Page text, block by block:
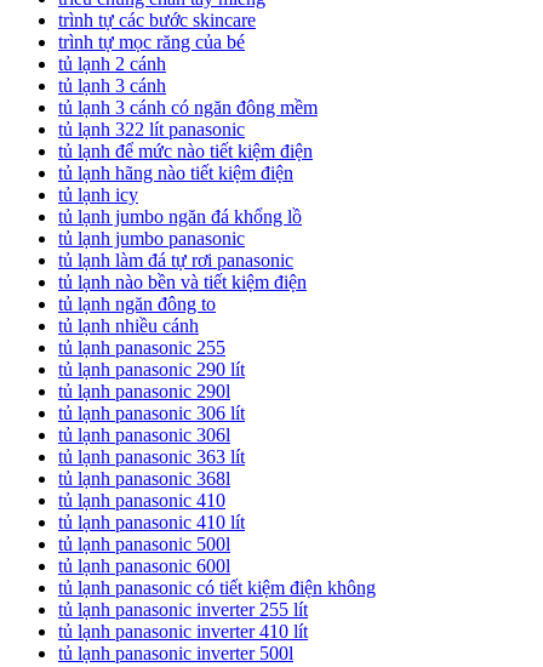
trình tự các bước skincare
trình tự mọc răng của bé
tủ lạnh 2 cánh
tủ lạnh 3 cánh
tủ lạnh 3 cánh có ngăn đông mềm
tủ lạnh 322 lít panasonic
tủ lạnh để mức nào tiết kiệm điện
tủ lạnh hãng nào tiết kiệm điện
tủ lạnh icy
tủ lạnh jumbo ngăn đá khổng lồ
tủ lạnh jumbo panasonic
tủ lạnh làm đá tự rơi panasonic
tủ lạnh nào bền và tiết kiệm điện
tủ lạnh ngăn đông to
tủ lạnh nhiều cánh
tủ lạnh panasonic 255
tủ lạnh panasonic 290 lít
tủ lạnh panasonic 290l
tủ lạnh panasonic 306 lít
tủ lạnh panasonic 306l
tủ lạnh panasonic 363 lít
tủ lạnh panasonic 368l
tủ lạnh panasonic 410
tủ lạnh panasonic 410 lít
tủ lạnh panasonic 500l
tủ lạnh panasonic 600l
tủ lạnh panasonic có tiết kiệm điện không
tủ lạnh panasonic inverter 255 lít
tủ lạnh panasonic inverter 410 lít
tủ lạnh panasonic inverter 500l